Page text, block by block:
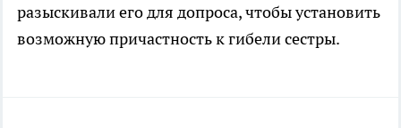
разыскивали его для допроса, чтобы установить
возможную причастность к гибели сестры.